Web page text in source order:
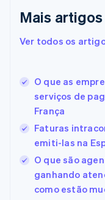
Mais artigos
Ver todos os
O que as
serviços de
França
Faturas
emiti-las na
O que são
ganhando
como estão
Eslováquia
English
EnglishItaliano
Estados Unidos
EnglishEspañol简
Estônia
English
Finlândia
English Svenska
França
Français English
Gibraltar
English